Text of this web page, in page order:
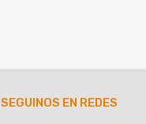
SEGUINOS EN REDES